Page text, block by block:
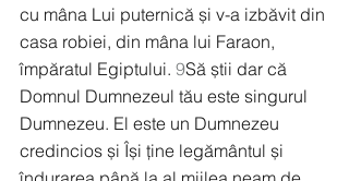
cu mâna Lui puternică și v-a izbăvit din
casa robiei, din mâna lui Faraon,
împăratul Egiptului. 9Să știi dar că
Domnul Dumnezeul tău este singurul
Dumnezeu. El este un Dumnezeu
credincios și Își ține legământul și